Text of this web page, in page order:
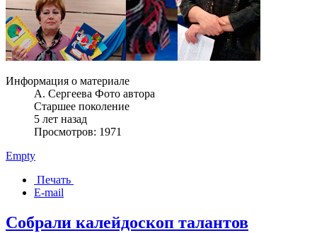
Информация о материале
А. Сергеева Фото автора
Старшее поколение
5 лет назад
Просмотров: 1971
Empty
Печать
E-mail
Собрали калейдоскоп талантов